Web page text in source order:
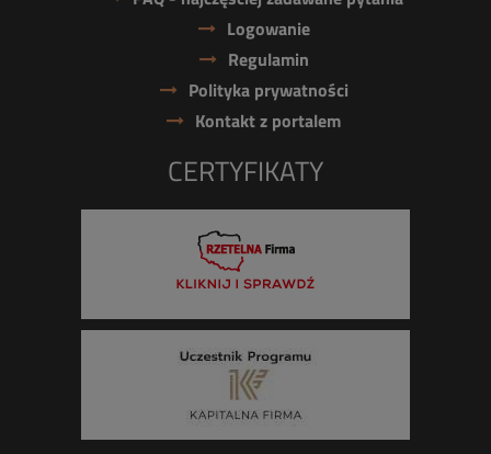
Logowanie
Regulamin
Polityka prywatności
Kontakt z portalem
CERTYFIKATY